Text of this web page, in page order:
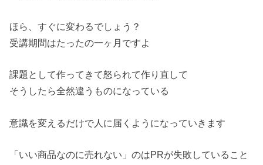
ほら、すぐに変わるでしょう？
受講期間はたったの一ヶ月ですよ
課題として作ってきて怒られて作り直して
そうしたら全然違うものになっている
意識を変えるだけで人に届くようになっていきます
「いい商品なのに売れない」のはPRが失敗していること